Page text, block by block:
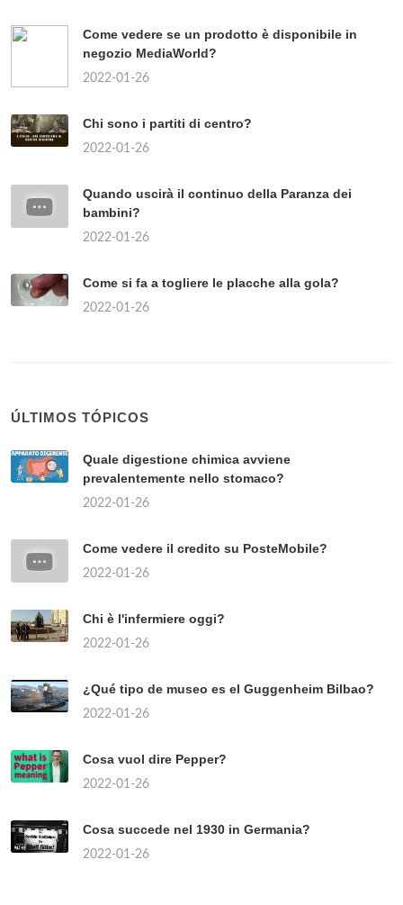
Come vedere se un prodotto è disponibile in
negozio MediaWorld?
2022-01-26
Chi sono i partiti di centro?
2022-01-26
Quando uscirà il continuo della Paranza dei
bambini?
2022-01-26
Come si fa a togliere le placche alla gola?
2022-01-26
ÚLTIMOS TÓPICOS
Quale digestione chimica avviene
prevalentemente nello stomaco?
2022-01-26
Come vedere il credito su PosteMobile?
2022-01-26
Chi è l'infermiere oggi?
2022-01-26
¿Qué tipo de museo es el Guggenheim Bilbao?
2022-01-26
Cosa vuol dire Pepper?
2022-01-26
Cosa succede nel 1930 in Germania?
2022-01-26